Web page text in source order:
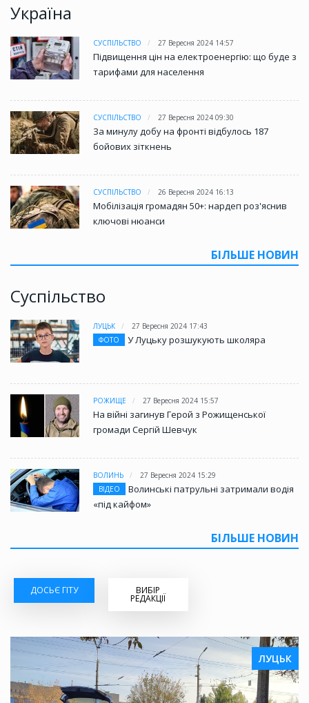
Україна
СУСПІЛЬСТВО 27 Вересня 2024 14:57
Підвищення цін на електроенергію: що буде з
тарифами для населення
СУСПІЛЬСТВО 27 Вересня 2024 09:30
За минулу добу на фронті відбулось 187
бойових зіткнень
СУСПІЛЬСТВО 26 Вересня 2024 16:13
Мобілізація громадян 50+: нардеп роз'яснив
ключові нюанси
БІЛЬШЕ НОВИН
Суспільство
ЛУЦЬК
27 Вересня 2024 17:43
ФОТО
У Луцьку розшукують школяра
РОЖИЩЕ 27 Вересня 2024 15:57
На війні загинув Герой з Рожищенської
громади Сергій Шевчук
ВОЛИНЬ
27 Вересня 2024 15:29
ВІДЕО
Волинські патрульні затримали водія
«під кайфом»
БІЛЬШЕ НОВИН
ДОСЬЄ ГІТУ ВИБІР
РЕДАКЦІЇ
ЛУЦЬК